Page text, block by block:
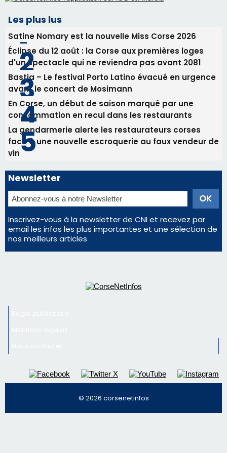
consommation en recul dans les restaurants
La gendarmerie alerte les restaurateurs corses
face à une nouvelle escroquerie au faux vendeur de
vin
Newsletter
Inscrivez-vous à la newsletter de CNI et recevez par
email les infos les plus importantes et une sélection de
nos meilleurs articles
Régie publicitaire
Mentions légales
Nous contacter